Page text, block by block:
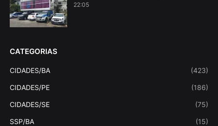
22:05
CATEGORIAS
CIDADES/BA (423)
CIDADES/PE (186)
CIDADES/SE (75)
SSP/BA (15)